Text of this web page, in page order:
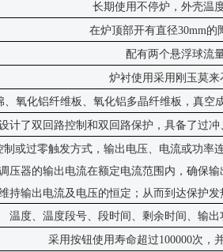
长期使用不停炉，外壳温
在炉顶部开有直径30mm的
配有两个悬浮球流
炉衬使用采用刚玉莫来
氧化铝纤维板、氧化铝多晶纤维板，真
计了双回路控制和双回路保护，具备了过
或过零触发方式，输出电压、电流或功
压器的输出电流在额定电流范围内，确保
持输出电流及电压的恒定；从而到达保护
温度、温度段号、段时间、剩余时间、输
采用按钮使用寿命超过100000次，